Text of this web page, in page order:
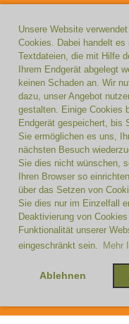
Unsere Website
Cookies. Dabei handelt
Textdateien, die mit Hilfe
Ihrem Endgerät abgelegt
keinen Schaden an. Wir
dazu, unser Angebot
gestalten. Einige Cookies
Endgerät gespeichert, bis
Sie ermöglichen es uns,
nächsten Besuch
Sie dies nicht wünschen,
Ihren Browser so
über das Setzen von
Sie dies nur im Einzelfall
Deaktivierung von
Funktionalität unserer
eingeschränkt sein.
Mehr
Ablehnen